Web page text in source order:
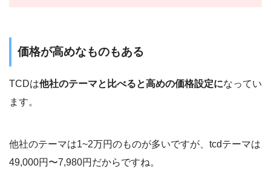
価格が高めなものもある
TCDは他社のテーマと比べると高めの価格設定になってい
ます。
他社のテーマは1~2万円のものが多いですが、tcdテーマは
49,000円〜7,980円だからですね。